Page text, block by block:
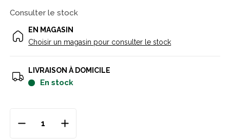
Consulter le stock
EN MAGASIN
Choisir un magasin pour consulter le stock
LIVRAISON À DOMICILE
en stock